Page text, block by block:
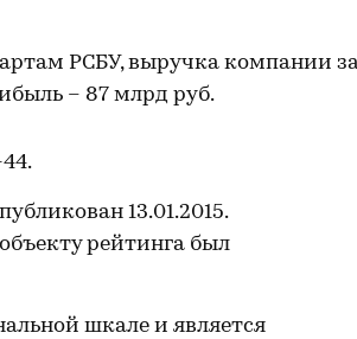
РСБУ, выручка компании
– 87 млрд руб.
13.01.2015.
рейтинга был
шкале и является